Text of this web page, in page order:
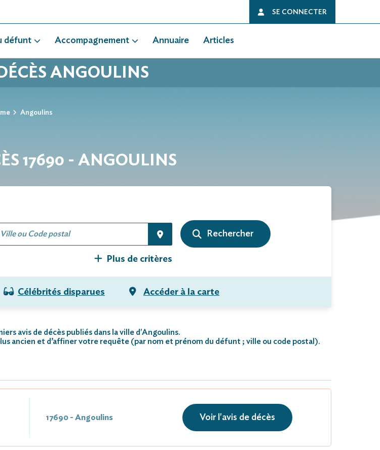
SE CONNECTER
défunt Accompagnement Annuaire Articles
ANGOULINS
Angoulins
17690 - ANGOULINS
Plus de critères
Célébrités disparues Accéder à la carte
avis de décès publiés dans la ville d'Angoulins.
ancien et d’affiner votre requête (par nom et prénom du défunt ; ville ou code postal).
17690 - Angoulins Voir l'avis de décès